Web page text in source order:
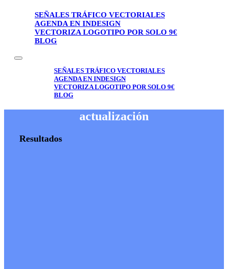
SEÑALES TRÁFICO VECTORIALES
AGENDA EN INDESIGN
VECTORIZA LOGOTIPO POR SOLO 9€
BLOG
SEÑALES TRÁFICO VECTORIALES
AGENDA EN INDESIGN
VECTORIZA LOGOTIPO POR SOLO 9€
BLOG
actualización
Resultados